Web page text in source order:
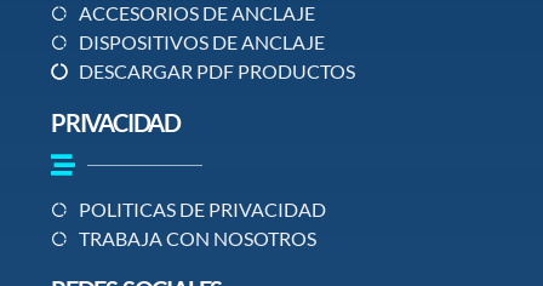
ACCESORIOS DE ANCLAJE
DISPOSITIVOS DE ANCLAJE
DESCARGAR PDF PRODUCTOS
PRIVACIDAD
POLITICAS DE PRIVACIDAD
TRABAJA CON NOSOTROS